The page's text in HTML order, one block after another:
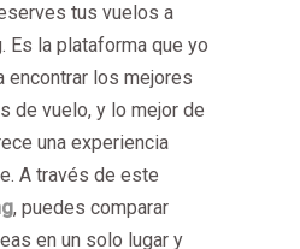
tus vuelos a
Es la plataforma que yo
encontrar los mejores
de vuelo, y lo mejor de
una experiencia
A través de este
, puedes comparar
en un solo lugar y